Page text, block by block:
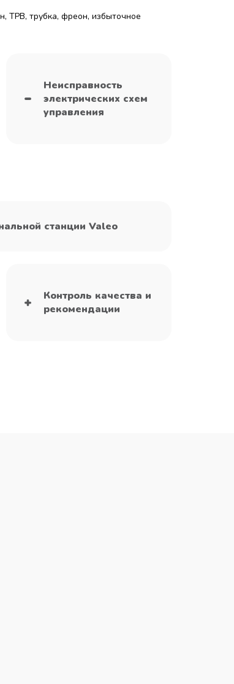
ТРВ, трубка, фреон, избыточное
Неисправность
электрических схем
управления
станции Valeo
Контроль качества и
рекомендации